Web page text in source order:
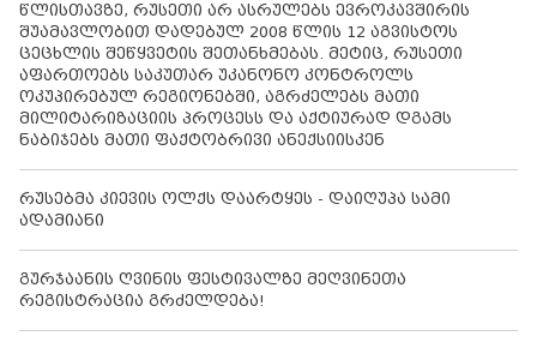
წლისთავზე, რუსეთი არ ასრულებს ევროკავშირის
შუამავლობით დადებულ 2008 წლის 12 აგვისტოს
ცეცხლის შეწყვეტის შეთანხმებას. მეტიც, რუსეთი
აფართოებს საკუთარ უკანონო კონტროლს
ოკუპირებულ რეგიონებში, აგრძელებს მათი
მილიტარიზაციის პროცესს და აქტიურად დგამს
ნაბიჯებს მათი ფაქტობრივი ანექსიისკენ
რუსებმა კიევის ოლქს დაარტყეს - დაიღუპა სამი
ადამიანი
გურჯაანის ღვინის ფესტივალზე მეღვინეთა
რეგისტრაცია გრძელდება!